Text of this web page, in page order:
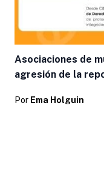
Asociaciones de
agresión de la
Por Ema Holguin